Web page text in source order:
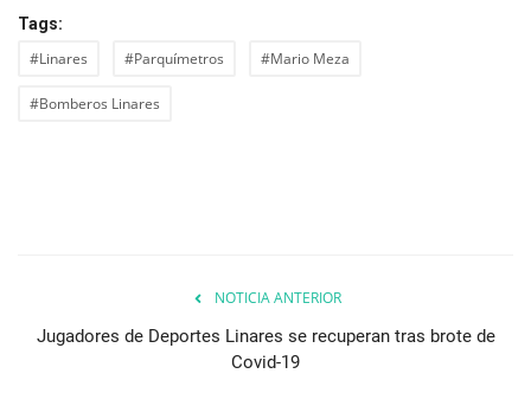
Tags:
#Linares #Parquímetros #Mario Meza
#Bomberos Linares
NOTICIA ANTERIOR
Jugadores de Deportes Linares se recuperan tras brote de
Covid-19